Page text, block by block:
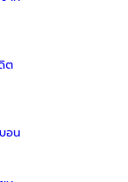
ต
อน